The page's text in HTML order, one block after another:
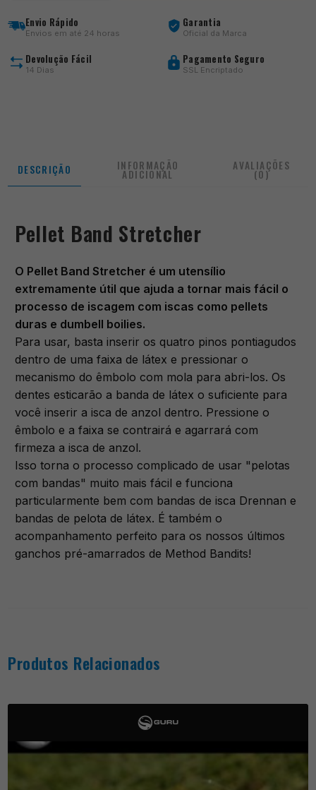
Stretcher
Envio Rápido
Envios em até 24 horas
Garantia
Oficial da Marca
Devolução Fácil
14 Dias
Pagamento Seguro
SSL Encriptado
DESCRIÇÃO INFORMAÇÃO
ADICIONAL
AVALIAÇÕES
(0)
Pellet Band Stretcher
O Pellet Band Stretcher é um utensílio
extremamente útil que ajuda a tornar mais fácil o
processo de iscagem com iscas como pellets
duras e dumbell boilies.
Para usar, basta inserir os quatro pinos pontiagudos
dentro de uma faixa de látex e pressionar o
mecanismo do êmbolo com mola para abri-los. Os
dentes esticarão a banda de látex o suficiente para
você inserir a isca de anzol dentro. Pressione o
êmbolo e a faixa se contrairá e agarrará com
firmeza a isca de anzol.
Isso torna o processo complicado de usar "pelotas
com bandas" muito mais fácil e funciona
particularmente bem com bandas de isca Drennan e
bandas de pelota de látex. É também o
acompanhamento perfeito para os nossos últimos
ganchos pré-amarrados de Method Bandits!
Produtos Relacionados